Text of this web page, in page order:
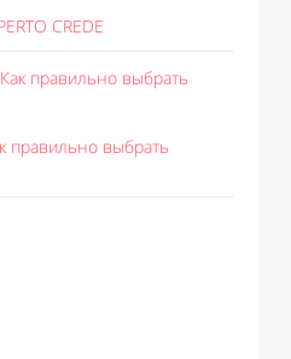
CREDE
правильно выбрать